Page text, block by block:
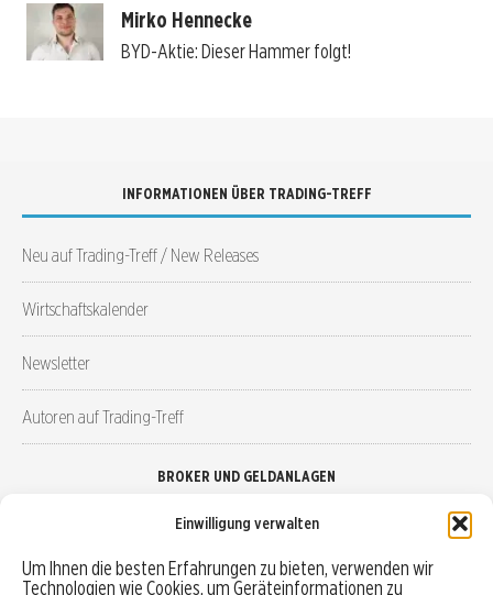
Einwilligung verwalten
Um Ihnen die besten Erfahrungen zu bieten, verwenden wir
Technologien wie Cookies, um Geräteinformationen zu
Mirko Hennecke
BYD-Aktie: Dieser Hammer folgt!
INFORMATIONEN ÜBER TRADING-TREFF
Neu auf Trading-Treff / New Releases
Wirtschaftskalender
Newsletter
Autoren auf Trading-Treff
BROKER UND GELDANLAGEN